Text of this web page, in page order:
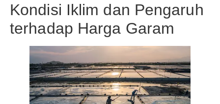
Kondisi Iklim dan Pengaruh
terhadap Harga Garam